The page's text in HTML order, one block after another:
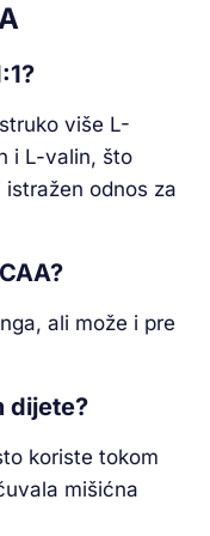
više L-
i L-valin, što
odnos za
ali može i pre
dijete?
koriste tokom
mišićna